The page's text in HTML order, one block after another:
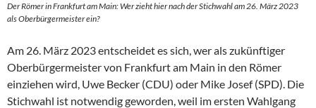
Der Römer in Frankfurt am Main: Wer zieht hier nach der Stichwahl am 26. März 2023
als Oberbürgermeister ein?
Am 26. März 2023 entscheidet es sich, wer als zukünftiger
Oberbürgermeister von Frankfurt am Main in den Römer
einziehen wird, Uwe Becker (CDU) oder Mike Josef (SPD). Die
Stichwahl ist notwendig geworden, weil im ersten Wahlgang